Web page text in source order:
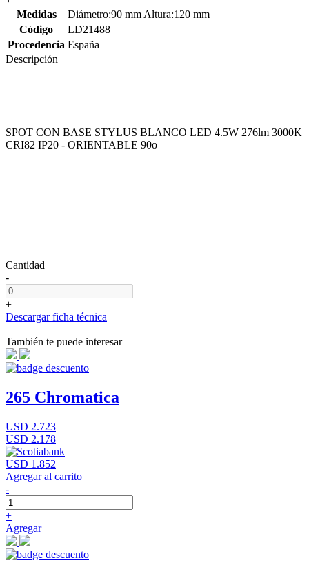
Medidas
Diámetro:90 mm Altura:120 mm
Código
LD21488
Procedencia España
Descripción
SPOT CON BASE STYLUS BLANCO LED 4.5W 276lm 3000K
CRI82 IP20 - ORIENTABLE 90o
Cantidad
-
+
Descargar ficha técnica
También te puede interesar
265 Chromatica
USD 2.723
USD 2.178
USD 1.852
Agregar al carrito
-
+
Agregar